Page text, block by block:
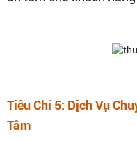
Tiêu Chí 5: Dịch Vụ
Tâm